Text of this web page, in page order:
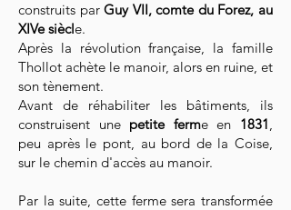
construits parGuy VII, comte du Forez, au
XIVe siècle.
Après la révolution française, la famille
Thollot achète le manoir, alors en ruine, et
son tènement.
Avant de réhabiliter les bâtiments, ils
construisent une petite ferme en 1831,
peu après le pont, au bord de la Coise,
sur le chemin d'accès au manoir.
Par la suite, cette ferme sera transformée